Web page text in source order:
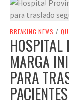
BREAKING NEWS /
MARGA
PARA
PACIENTES